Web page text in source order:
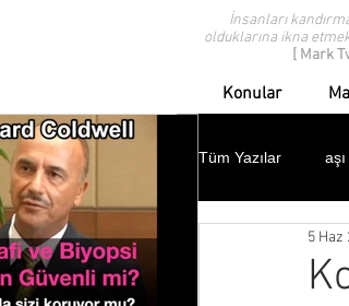
İnsanları
olduklarına ikna
[ Mark
Konular
Tüm Yazılar aşı
modern tıp5 Haz